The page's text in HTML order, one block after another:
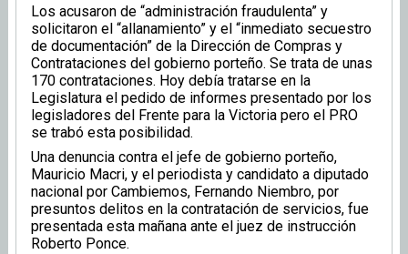
Los acusaron de “administración fraudulenta” y
solicitaron el “allanamiento” y el “inmediato secuestro
de documentación” de la Dirección de Compras y
Contrataciones del gobierno porteño. Se trata de unas
170 contrataciones. Hoy debía tratarse en la
Legislatura el pedido de informes presentado por los
legisladores del Frente para la Victoria pero el PRO
se trabó esta posibilidad.
Una denuncia contra el jefe de gobierno porteño,
Mauricio Macri, y el periodista y candidato a diputado
nacional por Cambiemos, Fernando Niembro, por
presuntos delitos en la contratación de servicios, fue
presentada esta mañana ante el juez de instrucción
Roberto Ponce.